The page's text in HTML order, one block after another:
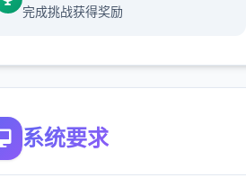
锁，但为法便进度报告版体将，现
新增毛剃除效果
现在可以凭剃刀本身由修剪毛形状
该功能其实早已开发解决，但因未
完成挑战获得奖励
系统要求